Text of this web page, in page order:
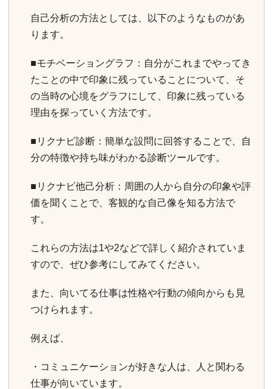
自己分析の方法としては、以下のようなものがあ
ります。
■モチベーショングラフ：自分がこれまでやってき
たことの中で印象に残っていることについて、そ
の当時の心境をグラフにして、印象に残っている
理由を探っていく方法です。
■リクナビ診断：簡単な設問に回答することで、自
分の特徴や持ち味がわかる診断ツールです。
■リクナビ他己分析：周囲の人から自分の印象や評
価を聞くことで、客観的な自己像を知る方法で
す。
これらの方法は1や2などで詳しく紹介されていま
すので、ぜひ参考にしてみてください。
また、向いてる仕事は性格や行動の傾向からも見
つけられます。
例えば、
・コミュニケーションが好きな人は、人と関わる
仕事が向いています。